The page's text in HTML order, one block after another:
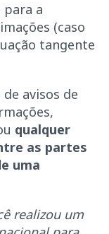
para a
(caso
tangente
avisos de
qualquer
as partes
uma
realizou um